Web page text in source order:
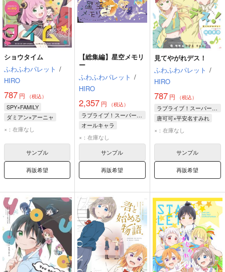
ショウタイム
ふわふわパレット /
HIRO
787 円 （税込）
SPY×FAMILY
ダミアン×アーニャ
アーニャ・フォージャー
×：在庫なし
サンプル
再販希望
【総集編】星空メモリ
ー
ふわふわパレット /
HIRO
2,357 円 （税込）
ラブライブ！スーパースター!!
オールキャラ
×：在庫なし
サンプル
再販希望
見てやがれデス！
ふわふわパレット /
HIRO
787円 （税込）
ラブライブ！スーパースター!!
唐可可×平安名すみれ
唐可可
平安名すみれ
×：在庫なし
サンプル
再販希望